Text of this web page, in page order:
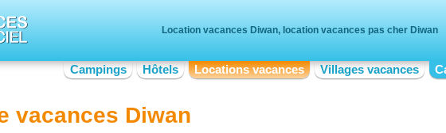
Location vacances Diwan, location vacances pas cher Diwan
Campings Hôtels Locations vacances Villages vacances
vacances Diwan